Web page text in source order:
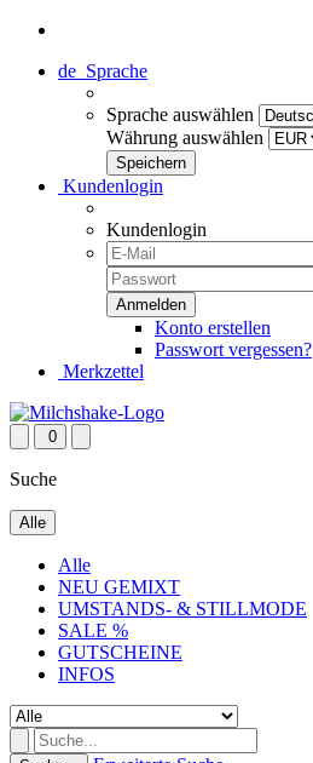
de Sprache
Sprache auswählen
Währung auswählen
Kundenlogin
Kundenlogin
Konto erstellen
Passwort vergessen?
Merkzettel
0
Suche
Alle
Alle
NEU GEMIXT
UMSTANDS- & STILLMODE
SALE %
GUTSCHEINE
INFOS